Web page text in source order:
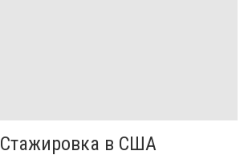
Стажировка в США